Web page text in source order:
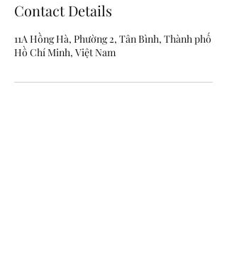
Contact Details
11A Hồng Hà, Phường 2, Tân Bình, Thành phố
Hồ Chí Minh, Việt Nam